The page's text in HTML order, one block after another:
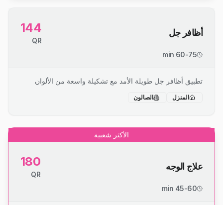
أظافر جل 144
QR
60-75 min
تطبيق أظافر جل طويلة الأمد مع تشكيلة واسعة من الألوان
المنزل الصالون
الأكثر شعبية
علاج الوجه 180
QR
45-60 min